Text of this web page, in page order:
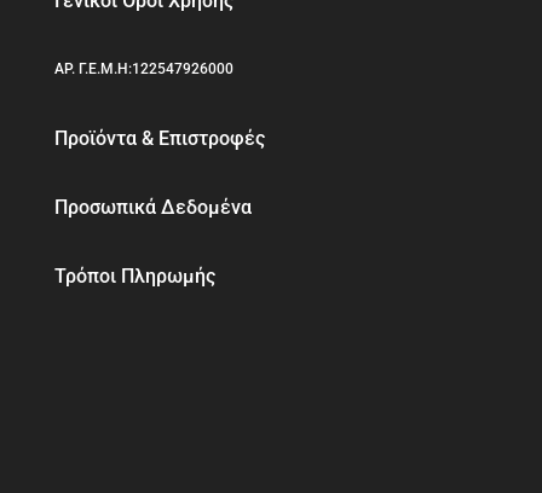
ΑΡ. Γ.Ε.Μ.Η:122547926000
Προϊόντα & Επιστροφές
Προσωπικά Δεδομένα
Τρόποι Πληρωμής